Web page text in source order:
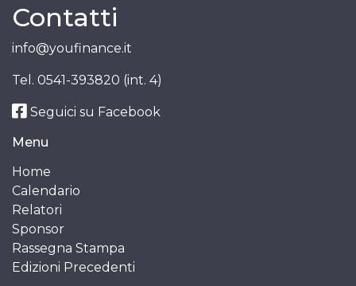
Contatti
info@youfinance.it
Tel. 0541-393820 (int. 4)
Seguici su Facebook
Menu
Home
Calendario
Relatori
Sponsor
Rassegna Stampa
Edizioni Precedenti